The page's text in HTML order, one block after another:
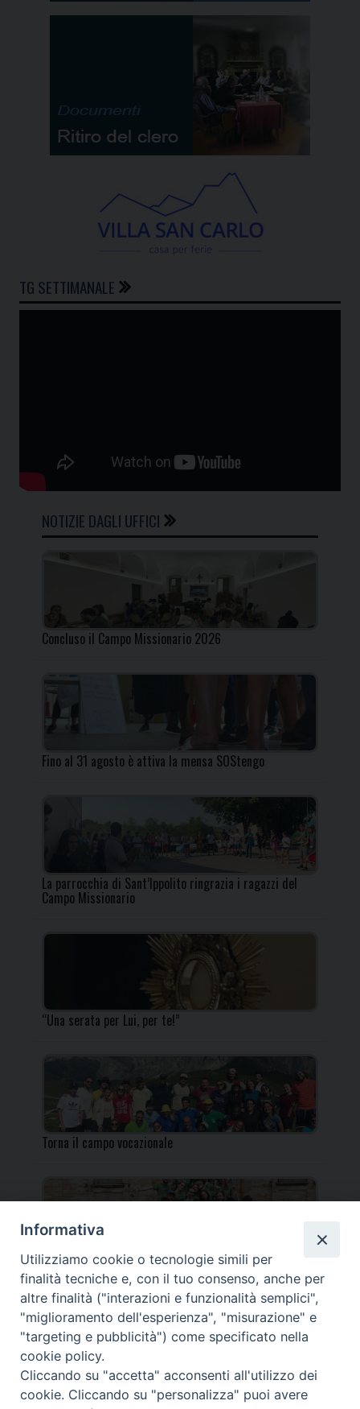
TG SETTIMANALE
NOTIZIE DAGLI UFFICI
Concluso il Campo Missionario 2026
Fino al 31 agosto è attiva la mensa SOStengo
La parrocchia di Sant’Ippolito ringrazia i ragazzi del
Campo Missionario
“Una serata per Lui, per te!”
Torna il campo vocazionale
Torna il Campo Missionario Diocesano
_____________________________________________________
_____________________________
DIOCESI DI FANO FOSSOMBRONE CAGLI PERGOLA | Via Roma,
Informativa
Utilizziamo cookie o tecnologie simili per
finalità tecniche e, con il tuo consenso, anche per
altre finalità ("interazioni e funzionalità semplici",
"miglioramento dell'esperienza", "misurazione" e
"targeting e pubblicità") come specificato nella
cookie policy.
Cliccando su "accetta" acconsenti all'utilizzo dei
cookie. Cliccando su "personalizza" puoi avere